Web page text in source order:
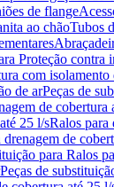
de flange
ao chãoTubos
Proteção contra
com
de arPeças de
de cobertura
25 l/sRalos para
de
para Ralos
Peças de